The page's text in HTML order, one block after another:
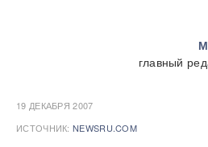
главный
19 ДЕКАБРЯ 2007
ИСТОЧНИК: NEWSRU.COM